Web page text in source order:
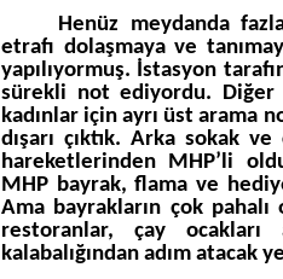
Henüz meydanda
etrafı dolaşmaya ve
yapılıyormuş. İstasyon
sürekli not ediyordu. Diğer
kadınlar için ayrı üst arama
dışarı çıktık. Arka sokak
hareketlerinden MHP’li
MHP bayrak, flama ve
Ama bayrakların çok
restoranlar, çay
kalabalığından adım atacak